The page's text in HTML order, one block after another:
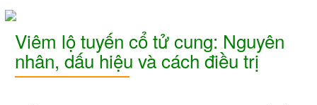
Viêm lộ tuyến cổ tử cung: Nguyên
nhân, dấu hiệu và cách điều trị